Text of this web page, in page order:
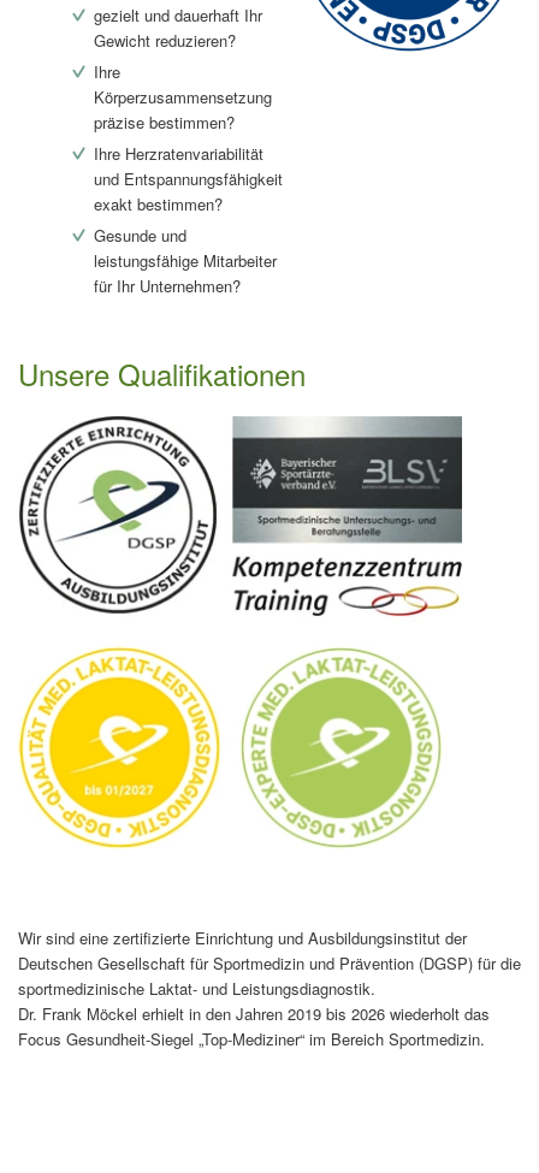
gezielt und dauerhaft Ihr
Gewicht reduzieren?
Ihre
Körperzusammensetzung
präzise bestimmen?
Ihre Herzratenvariabilität
und Entspannungsfähigkeit
exakt bestimmen?
Gesunde und
leistungsfähige Mitarbeiter
für Ihr Unternehmen?
Unsere Qualifikationen
Wir sind eine zertifizierte Einrichtung und Ausbildungsinstitut der
Deutschen Gesellschaft für Sportmedizin und Prävention (DGSP) für die
sportmedizinische Laktat- und Leistungsdiagnostik.
Dr. Frank Möckel erhielt in den Jahren 2019 bis 2026 wiederholt das
Focus Gesundheit-Siegel „Top-Mediziner“ im Bereich Sportmedizin.